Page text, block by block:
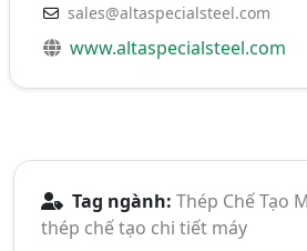
sales@altaspecialsteel.com
www.altaspecialsteel.com
Tag ngành: Thép Chế Tạo
thép chế tạo chi tiết máy